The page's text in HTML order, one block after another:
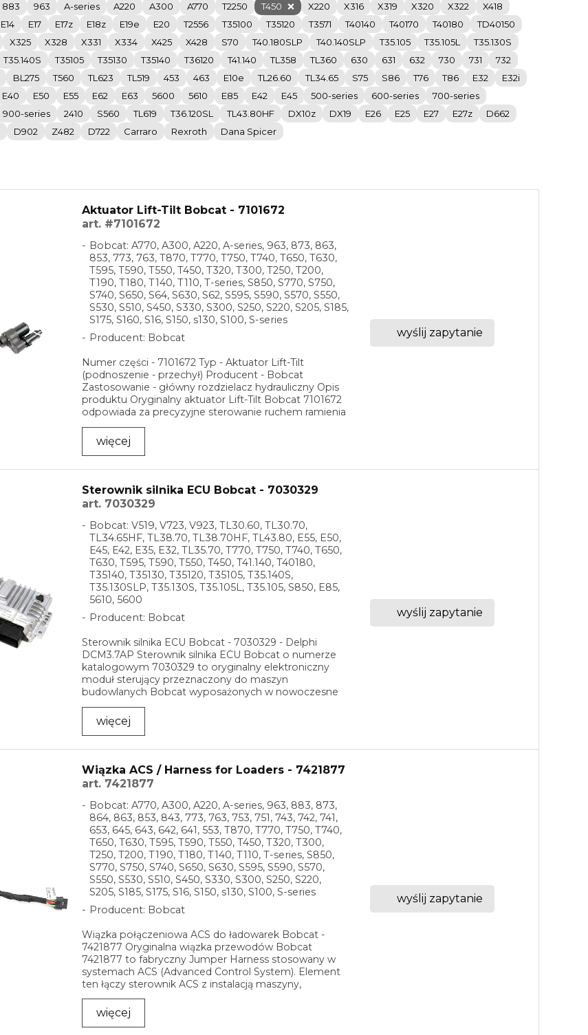
883 963 A-series A220 A300 A770 T2250 T450 X220 X316 X319 X320 X322
X418
E14 E17 E17z E18z E19e E20 T2556 T35100 T35120 T3571 T40140 T40170 T40180
TD40150
X325 X328 X331 X334 X425 X428 S70 T40.180SLP T40.140SLP T35.105 T35.105L
T35.130S
T35.140S T35105 T35130 T35140 T36120 T41.140 TL358 TL360 630 631 632 730 731
732
BL275 T560 TL623 TL519 453 463 E10e TL26.60 TL34.65 S75 S86 T76 T86 E32
E32i
E40 E50 E55 E62 E63 5600 5610 E85 E42 E45 500-series 600-series
700-series
900-series 2410 S560 TL619 T36.120SL TL43.80HF DX10z DX19 E26 E25 E27 E27z
D662
D902 Z482 D722 Carraro Rexroth Dana Spicer
Aktuator Lift-Tilt Bobcat - 7101672
art. #7101672
Bobcat: A770, A300, A220, A-series, 963, 873, 863,
853, 773, 763, T870, T770, T750, T740, T650, T630,
T595, T590, T550, T450, T320, T300, T250, T200,
T190, T180, T140, T110, T-series, S850, S770, S750,
S740, S650, S64, S630, S62, S595, S590, S570, S550,
S530, S510, S450, S330, S300, S250, S220, S205, S185,
S175, S160, S16, S150, s130, S100, S-series
Producent: Bobcat
Numer części - 7101672 Typ - Aktuator Lift-Tilt
(podnoszenie - przechył) Producent - Bobcat
Zastosowanie - główny rozdzielacz hydrauliczny Opis
produktu Oryginalny aktuator Lift-Tilt Bobcat 7101672
odpowiada za precyzyjne sterowanie ruchem ramienia
...
więcej
wyślij zapytanie
Sterownik silnika ECU Bobcat - 7030329
art. 7030329
Bobcat: V519, V723, V923, TL30.60, TL30.70,
TL34.65HF, TL38.70, TL38.70HF, TL43.80, E55, E50,
E45, E42, E35, E32, TL35.70, T770, T750, T740, T650,
T630, T595, T590, T550, T450, T41.140, T40180,
T35140, T35130, T35120, T35105, T35.140S,
T35.130SLP, T35.130S, T35.105L, T35.105, S850, E85,
5610, 5600
Producent: Bobcat
Sterownik silnika ECU Bobcat - 7030329 - Delphi
DCM3.7AP Sterownik silnika ECU Bobcat o numerze
katalogowym 7030329 to oryginalny elektroniczny
moduł sterujący przeznaczony do maszyn
budowlanych Bobcat wyposażonych w nowoczesne
silniki z ...
więcej
wyślij zapytanie
Wiązka ACS / Harness for Loaders - 7421877
art. 7421877
Bobcat: A770, A300, A220, A-series, 963, 883, 873,
864, 863, 853, 843, 773, 763, 753, 751, 743, 742, 741,
653, 645, 643, 642, 641, 553, T870, T770, T750, T740,
T650, T630, T595, T590, T550, T450, T320, T300,
T250, T200, T190, T180, T140, T110, T-series, S850,
S770, S750, S740, S650, S630, S595, S590, S570,
S550, S530, S510, S450, S330, S300, S250, S220,
S205, S185, S175, S16, S150, s130, S100, S-series
Producent: Bobcat
Wiązka połączeniowa ACS do ładowarek Bobcat -
7421877 Oryginalna wiązka przewodów Bobcat
7421877 to fabryczny Jumper Harness stosowany w
systemach ACS (Advanced Control System). Element
ten łączy sterownik ACS z instalacją maszyny,
zapewniając ...
więcej
wyślij zapytanie